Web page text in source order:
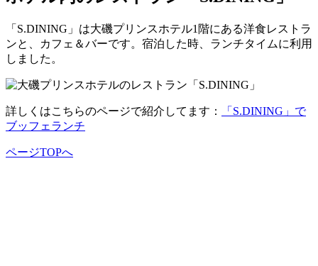
「S.DINING」は大磯プリンスホテル1階にある洋食レストラ
ンと、カフェ＆バーです。宿泊した時、ランチタイムに利用
しました。
詳しくはこちらのページで紹介してます：
「S.DINING」で
ブッフェランチ
ページTOPへ